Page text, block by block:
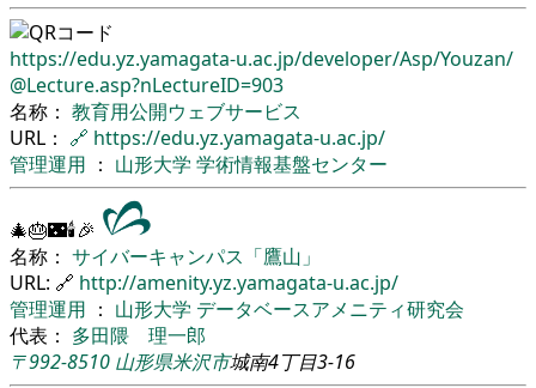
https://edu.yz.yamagata-u.ac.jp/developer/Asp/Youzan/
@Lecture.asp?nLectureID=903
名称： 教育用公開ウェブサービス
URL： 🔗 https://edu.yz.yamagata-u.ac.jp/
管理運用 ： 山形大学 学術情報基盤センター
🎄🎂🌃🕯🎉
名称： サイバーキャンパス「鷹山」
URL: 🔗 http://amenity.yz.yamagata-u.ac.jp/
管理運用 ： 山形大学 データベースアメニティ研究会
代表： 多田隈 理一郎
〒992-8510 山形県米沢市城南4丁目3-16